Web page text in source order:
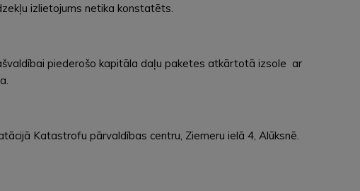
izlietojums netika konstatēts.
piederošo kapitāla daļu paketes atkārtotā izsole ar
Katastrofu pārvaldības centru, Ziemeru ielā 4, Alūksnē.